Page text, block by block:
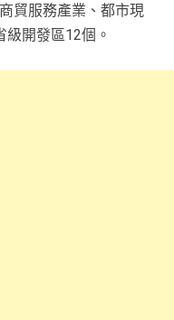
貿服務產業、都市現
開發區12個。